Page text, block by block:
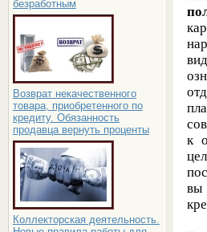
безработным
Возврат некачественного
товара, приобретенного по
кредиту. Обязанность
продавца вернуть проценты
Коллекторская деятельность.
к
вы